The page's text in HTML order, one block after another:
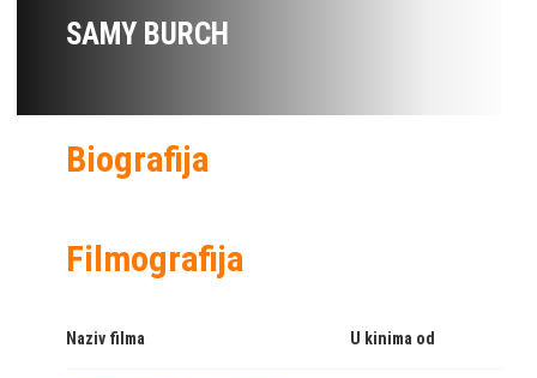
SAMY BURCH
Biografija
Filmografija
Naziv filma U kinima od